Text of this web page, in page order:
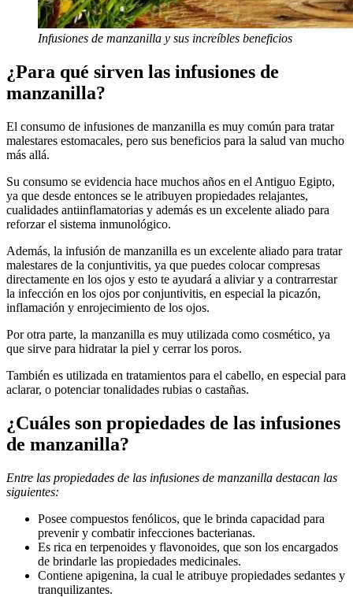
Infusiones de manzanilla y sus increíbles beneficios
¿Para qué sirven las infusiones de
manzanilla?
El consumo de infusiones de manzanilla es muy común para tratar
malestares estomacales, pero sus beneficios para la salud van mucho
más allá.
Su consumo se evidencia hace muchos años en el Antiguo Egipto,
ya que desde entonces se le atribuyen propiedades relajantes,
cualidades antiinflamatorias y además es un excelente aliado para
reforzar el sistema inmunológico.
Además, la infusión de manzanilla es un excelente aliado para tratar
malestares de la conjuntivitis, ya que puedes colocar compresas
directamente en los ojos y esto te ayudará a aliviar y a contrarrestar
la infección en los ojos por conjuntivitis, en especial la picazón,
inflamación y enrojecimiento de los ojos.
Por otra parte, la manzanilla es muy utilizada como cosmético, ya
que sirve para hidratar la piel y cerrar los poros.
También es utilizada en tratamientos para el cabello, en especial para
aclarar, o potenciar tonalidades rubias o castañas.
¿Cuáles son propiedades de las infusiones
de manzanilla?
Entre las propiedades de las infusiones de manzanilla destacan las
siguientes:
Posee compuestos fenólicos, que le brinda capacidad para
prevenir y combatir infecciones bacterianas.
Es rica en terpenoides y flavonoides, que son los encargados
de brindarle las propiedades medicinales.
Contiene apigenina, la cual le atribuye propiedades sedantes y
tranquilizantes.